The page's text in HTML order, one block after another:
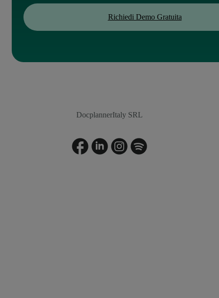
Richiedi Demo Gratuita
DocplannerItaly SRL